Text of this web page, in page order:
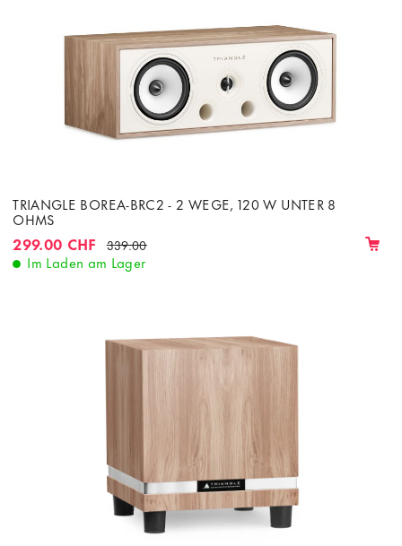
TRIANGLE BOREA-BRC2 - 2 WEGE, 120 W UNTER 8
OHMS
299.00 CHF 339.00
Im Laden am Lager